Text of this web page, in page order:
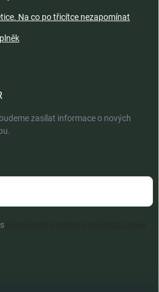
Na co po třicítce nezapomínat
zasílat informace o nových